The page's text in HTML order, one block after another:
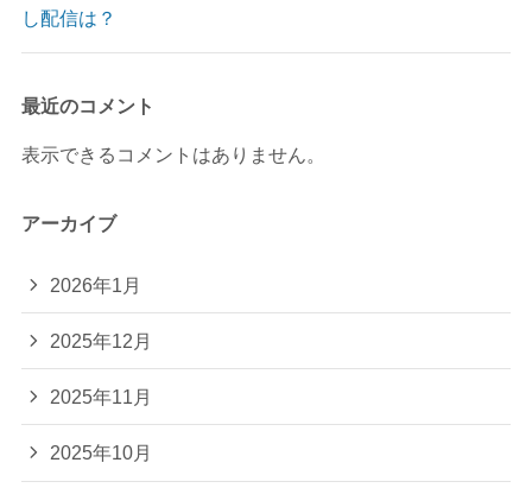
し配信は？
最近のコメント
表示できるコメントはありません。
アーカイブ
2026年1月
2025年12月
2025年11月
2025年10月